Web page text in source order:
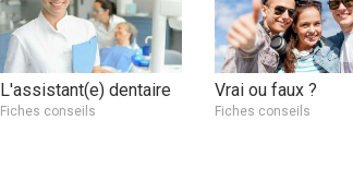
L'assistant(e) dentaire
Fiches conseils
Vrai ou faux ?
Fiches conseils